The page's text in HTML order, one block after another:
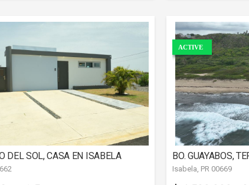
DEL SOL, CASA EN ISABELA
ACTIVE
BO. GUAYABOS,
Isabela, PR 00669